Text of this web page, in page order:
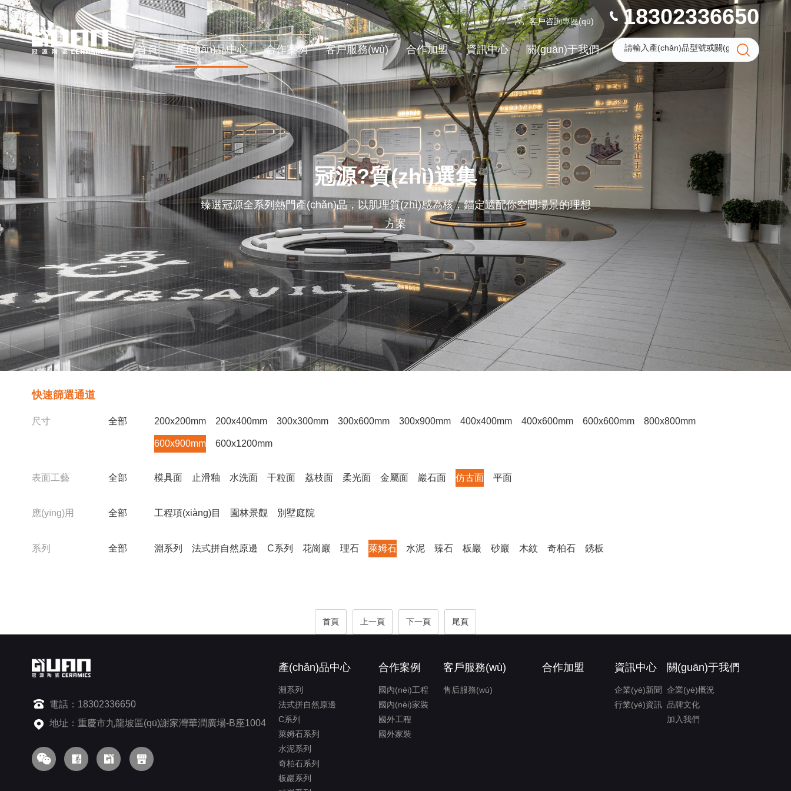
客戶咨詢專區(qū) 18302336650
首頁 產(chǎn)品中心 合作案例 客戶服務(wù) 合作加盟 資訊中心 關(guān)于我們
冠源?質(zhì)選集
臻選冠源全系列熱門產(chǎn)品，以肌理質(zhì)感為核，錨定適配你空間場景的理想
方案
快速篩選通道
尺寸 全部 200x200mm 200x400mm 300x300mm 300x600mm 300x900mm 400x400mm 400x600mm 600x600mm 800x800mm
600x900mm 600x1200mm
表面工藝 全部 模具面 止滑釉 水洗面 干粒面 荔枝面 柔光面 金屬面 巖石面 仿古面 平面
應(yīng)用 全部 工程項(xiàng)目 園林景觀 別墅庭院
系列 全部 淵系列 法式拼自然原邊 C系列 花崗巖 理石 萊姆石 水泥 臻石 板巖 砂巖 木紋 奇柏石 銹板
首頁 上一頁 下一頁 尾頁
產(chǎn)品中心
淵系列
法式拼自然原邊
C系列
萊姆石系列
水泥系列
奇柏石系列
板巖系列
合作案例
國內(nèi)工程
國內(nèi)家裝
國外工程
國外家裝
客戶服務(wù)
售后服務(wù)
合作加盟 資訊中心
企業(yè)新聞
行業(yè)資訊
關(guān)于我們
企業(yè)概況
品牌文化
加入我們
電話：18302336650
地址：重慶市九龍坡區(qū)謝家灣華潤廣場-B座1004